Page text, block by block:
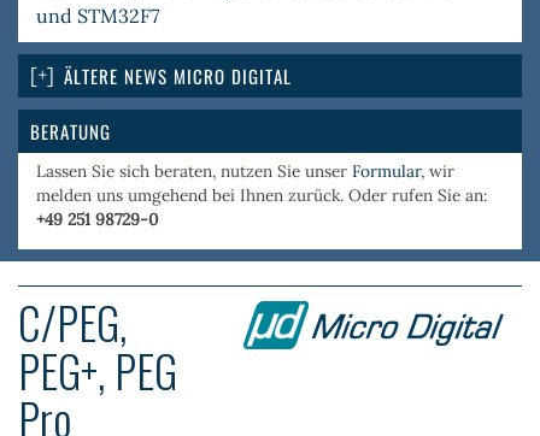
und STM32F7
ÄLTERE NEWS MICRO DIGITAL
BERATUNG
Lassen Sie sich beraten, nutzen Sie unser Formular, wir
melden uns umgehend bei Ihnen zurück. Oder rufen Sie an:
+49 251 98729-0
C/PEG,
PEG+, PEG
Pro